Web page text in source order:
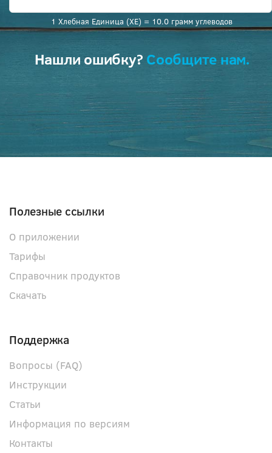
1 Хлебная Единица (ХЕ) = 10.0 грамм углеводов
Нашли ошибку?Сообщите нам.
Полезные ссылки
О приложении
Тарифы
Справочник продуктов
Скачать
Поддержка
Вопросы (FAQ)
Инструкции
Статьи
Информация по версиям
Контакты